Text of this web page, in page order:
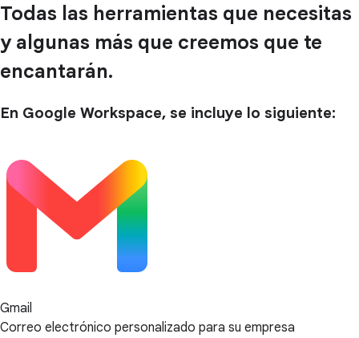
Todas las herramientas que necesitas
y algunas más que creemos que te
encantarán.
En Google Workspace, se incluye lo siguiente:
Gmail
Correo electrónico personalizado para su empresa